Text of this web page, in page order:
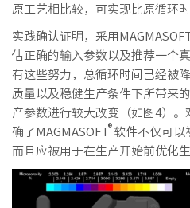
原工艺相比较，可实现比原循环
实践确认证明，采用
估正确的输入参数以及推荐一个
有这些努力，总循环时间已经被
质量以及稳健生产条件下所带来
产参数进行较大改变（如图4）。
确了MAGMASOFT® 软件不仅可以
而且应被用于在生产开始前优化